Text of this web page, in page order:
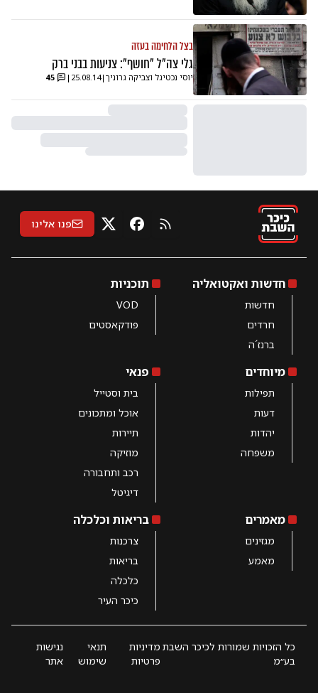
בצל הלחימה בעזה
גלי צה"ל "חושף": צניעות בבני ברק
יוסי נכטיגל וצביקה גרוניך |
25.08.14
|
45
RSS פייסבוק
X פנו אלינו
חדשות ואקטואליה
חדשות
חרדים
ברנז´ה
תוכניות
VOD
פודקאסטים
מיוחדים
תפילות
דעות
יהדות
משפחה
פנאי
בית וסטייל
אוכל ומתכונים
תיירות
מוזיקה
רכב ותחבורה
דיגיטל
מאמרים
מגזינים
מאמע
בריאות וכלכלה
צרכנות
בריאות
כלכלה
כיכר העיר
כל הזכויות שמורות לכיכר השבת
בע״מ
מדיניות
פרטיות
תנאי
שימוש
נגישות
אתר